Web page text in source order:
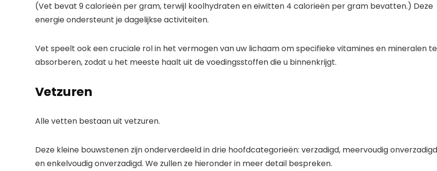
(Vet bevat 9 calorieën per gram, terwijl koolhydraten en eiwitten 4 calorieën per gram bevatten.) Deze
energie ondersteunt je dagelijkse activiteiten.
Vet speelt ook een cruciale rol in het vermogen van uw lichaam om specifieke vitamines en mineralen te
absorberen, zodat u het meeste haalt uit de voedingsstoffen die u binnenkrijgt.
Vetzuren
Alle vetten bestaan ​​uit vetzuren.
Deze kleine bouwstenen zijn onderverdeeld in drie hoofdcategorieën: verzadigd, meervoudig onverzadigd
en enkelvoudig onverzadigd. We zullen ze hieronder in meer detail bespreken.